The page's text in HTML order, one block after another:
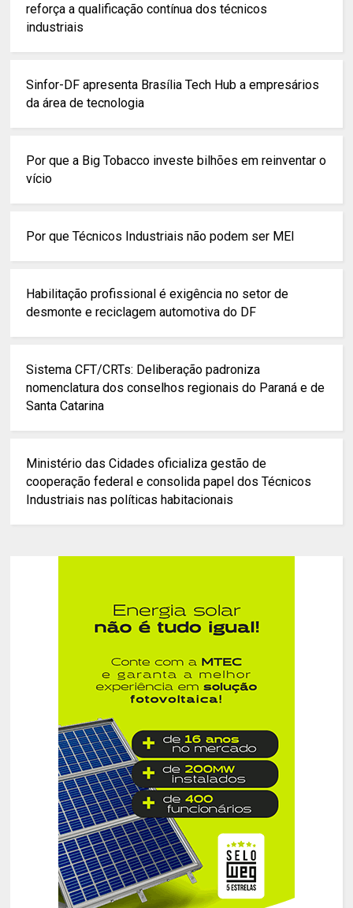
reforça a qualificação contínua dos técnicos
industriais
Sinfor-DF apresenta Brasília Tech Hub a empresários
da área de tecnologia
Por que a Big Tobacco investe bilhões em reinventar o
vício
Por que Técnicos Industriais não podem ser MEI
Habilitação profissional é exigência no setor de
desmonte e reciclagem automotiva do DF
Sistema CFT/CRTs: Deliberação padroniza
nomenclatura dos conselhos regionais do Paraná e de
Santa Catarina
Ministério das Cidades oficializa gestão de
cooperação federal e consolida papel dos Técnicos
Industriais nas políticas habitacionais